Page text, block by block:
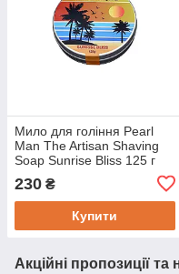
Мило для гоління Pearl
Man The Artisan Shaving
Soap Sunrise Bliss 125 г
230 ₴
Купити
Акційні пропозиції та